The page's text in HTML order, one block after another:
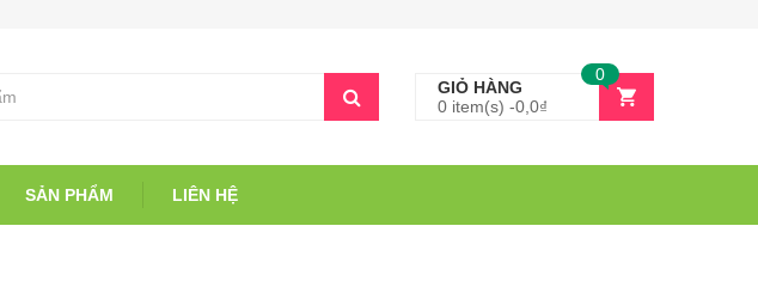
GIỎ HÀNG
0 item(s) -0,0₫
0
SẢN PHẨM LIÊN HỆ